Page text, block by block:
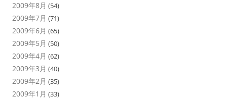
2009年8月 (54)
2009年7月 (71)
2009年6月 (65)
2009年5月 (50)
2009年4月 (62)
2009年3月 (40)
2009年2月 (35)
2009年1月 (33)